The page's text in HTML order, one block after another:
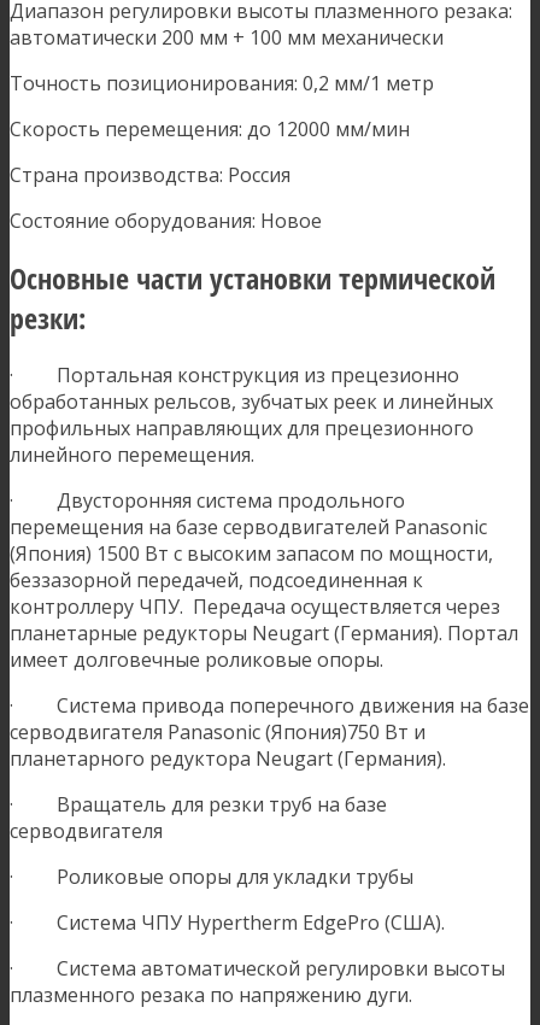
Диапазон регулировки высоты плазменного резака:
автоматически 200 мм + 100 мм механически
Точность позиционирования: 0,2 мм/1 метр
Скорость перемещения: до 12000 мм/мин
Страна производства: Россия
Состояние оборудования: Новое
Основные части установки термической
резки:
· Портальная конструкция из прецезионно
обработанных рельсов, зубчатых реек и линейных
профильных направляющих для прецезионного
линейного перемещения.
· Двусторонняя система продольного
перемещения на базе серводвигателей Panasonic
(Япония) 1500 Вт с высоким запасом по мощности,
беззазорной передачей, подсоединенная к
контроллеру ЧПУ. Передача осуществляется через
планетарные редукторы Neugart (Германия). Портал
имеет долговечные роликовые опоры.
· Система привода поперечного движения на базе
серводвигателя Panasonic (Япония)750 Вт и
планетарного редуктора Neugart (Германия).
· Вращатель для резки труб на базе
серводвигателя
· Роликовые опоры для укладки трубы
· Система ЧПУ Hypertherm EdgePro (США).
· Система автоматической регулировки высоты
плазменного резака по напряжению дуги.